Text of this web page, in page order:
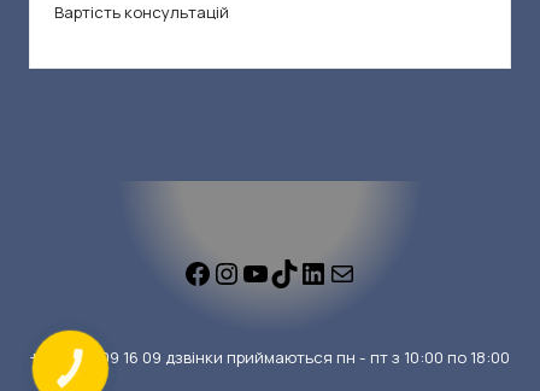
Вартість консультацій
+38 099 109 16 09 дзвінки приймаються пн - пт з 10:00 по 18:00
КНОПКА
ЗВ'ЯЗКУ